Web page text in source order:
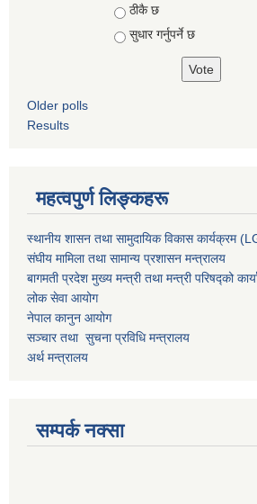
ठीकै छ
सुधार गर्नुपर्ने छ
Older polls
Results
महत्वपुर्ण लिङ्कहरू
स्थानीय शासन तथा सामुदायिक विकास कार्यक्रम
संघीय मामिला तथा सामान्य प्रशासन मन्त्रालय
बागमती प्रदेश मुख्य मन्त्री तथा मन्त्री परिषद्को
लोक सेवा आयोग
नेपाल कानुन आयोग
सञ्चार तथा सुचना प्रविधि मन्त्रालय
अर्थ मन्त्रालय
सम्पर्क नक्सा